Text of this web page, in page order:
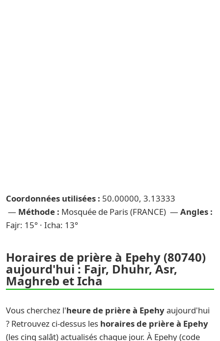
Coordonnées utilisées : 50.00000, 3.13333
— Méthode : Mosquée de Paris (FRANCE) — Angles :
Fajr: 15° · Icha: 13°
Horaires de prière à Epehy (80740)
aujourd'hui : Fajr, Dhuhr, Asr,
Maghreb et Icha
Vous cherchez l'heure de prière à Epehyaujourd'hui
? Retrouvez ci-dessus les horaires de prière à Epehy
(les cinq salât) actualisés chaque jour. À Epehy (code